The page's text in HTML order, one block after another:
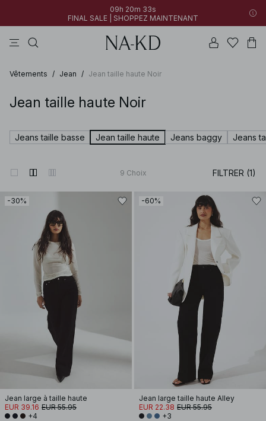
09h 20m 33s
FINAL SALE | SHOPPEZ MAINTENANT
30% DE RÉDUCTION SUR TOUT | SHOPPEZ MAINTENANT
09h 20m 33s
FINAL SALE | SHOPPEZ MAINTENANT
Vêtements / Jean / Jean taille haute Noir
Jean taille haute Noir
Jeans taille basse Jean taille haute Jeans baggy Jeans
9 Choix FILTRER (1)
-30%
Jean large à taille haute
EUR 39.16 EUR 55.95
+4
-60%
Jean large taille haute Alley
EUR 22.38 EUR 55.95
+3